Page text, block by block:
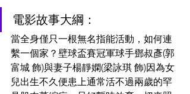
電影故事大綱：
當全身僅只一根無名指能活動，如何連
繫一個家？壁球盃賽冠軍球手鄧叔彥(郭
富城 飾)與妻子楊靜嫻(梁詠琪 飾)因為女
兒出生不久便患上通常活不過兩歲的罕